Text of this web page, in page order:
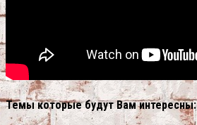
Темы которые будут Вам интересны: